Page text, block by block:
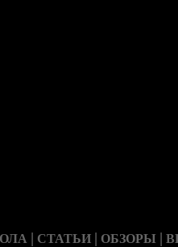
| СТАТЬИ | ОБЗОРЫ |